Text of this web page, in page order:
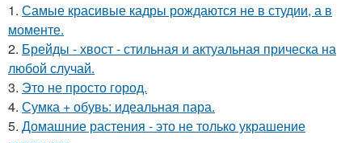
1. Самые красивые кадры рождаются не в студии, а в
моменте.
2. Брейды - хвост - стильная и актуальная прическа на
любой случай.
3. Это не просто город.
4. Сумка + обувь: идеальная пара.
5. Домашние растения - это не только украшение